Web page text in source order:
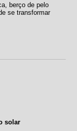
berço de pelo
se transformar
solar